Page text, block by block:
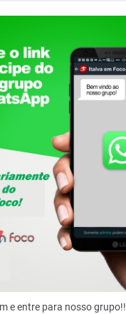
e entre para nosso grupo!!